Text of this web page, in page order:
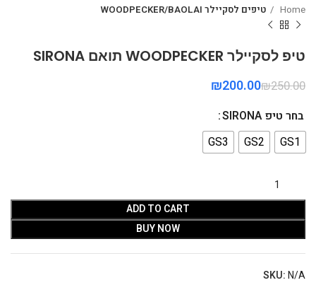
Home טיפים לסקיילר WOODPECKER/BAOLAI
טיפ לסקיילר WOODPECKER תואם SIRONA
₪250.00
₪200.00
בחר טיפ SIRONA
GS1
GS2
GS3
ADD TO CART
BUY NOW
SKU:N/A